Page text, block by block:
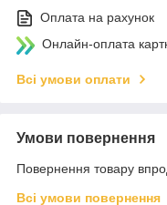
Оплата на рахунок
Онлайн-оплата
Всі умови оплати
Умови повернення
Повернення товару
Всі умови повернення